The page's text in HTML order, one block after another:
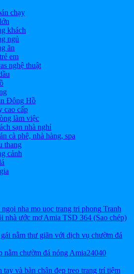
chạy
khách
ngủ
ăn
em
nghệ thuật
Đông Hồ
cao cấp
làm việc
sạn nhà nghỉ
cà phê, nhà hàng, spa
thang
cảnh
Tranh
nhà ước mơ Amia TSD 364 (Sao chép)
nằm chườm đá nóng Amia24040